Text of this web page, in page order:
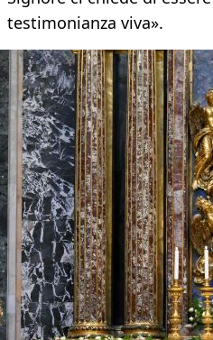
testimonianza viva».